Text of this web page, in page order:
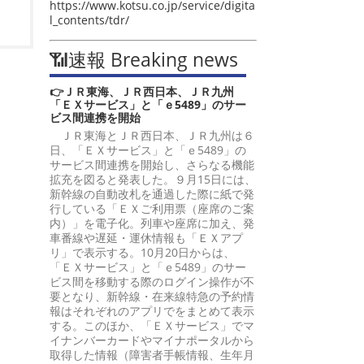
https://www.kotsu.co.jp/service/digita
l_contents/tdr/
📶速報 Breaking news
👉ＪＲ東海、ＪＲ西日本、ＪＲ九州
「ＥＸサービス」と「ｅ5489」のサー
ビス間連携を開始
ＪＲ東海とＪＲ西日本、ＪＲ九州は６
日、「ＥＸサービス」と「ｅ5489」の
サービス間連携を開始し、さらなる機能
拡充を図ると発表した。９月15日には、
新幹線の自動改札を通過した際に紙で発
行している「ＥＸご利用票（座席のご案
内）」を電子化。列車や座席に加え、発
車番線や遅延・運休情報も「ＥＸアプ
リ」で表示する。10月20日からは、
「ＥＸサービス」と「ｅ5489」のサー
ビス間を移動する際のログイン操作が不
要となり、新幹線・在来線特急の予約情
報はそれぞれのアプリでをまとめて表示
する。このほか、「ＥＸサービス」でマ
イナンバーカードやマイナポータルから
取得した情報（障害者手帳情報、生年月